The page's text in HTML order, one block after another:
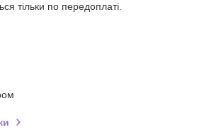
тільки по передоплаті.